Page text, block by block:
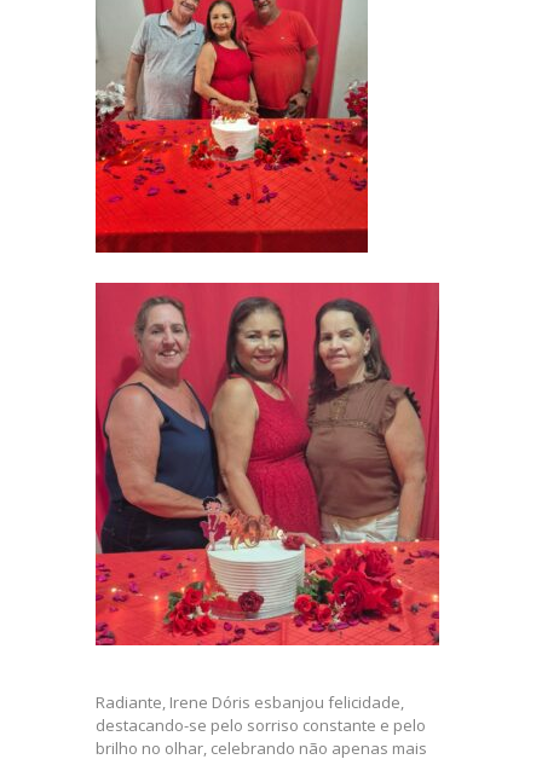
Radiante, Irene Dóris esbanjou felicidade,
destacando-se pelo sorriso constante e pelo
brilho no olhar, celebrando não apenas mais